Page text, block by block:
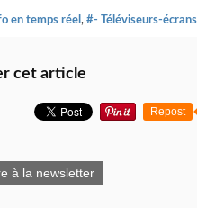
en temps réel , #- Téléviseurs-
cet article
Repost
à la newsletter